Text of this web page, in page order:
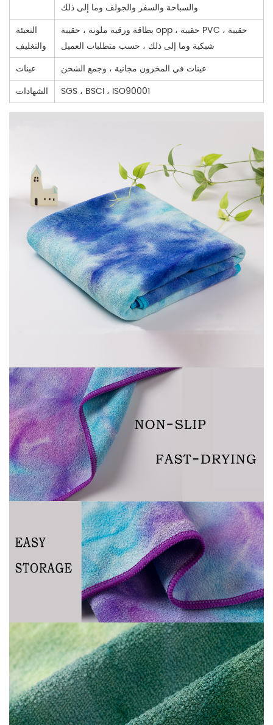
والسباحة والسفر والجولف وما إلى ذلك
التعبئة
والتغليف
بطاقة ورقية ملونة ، حقيبة opp ، حقيبة PVC ، حقيبة
شبكية وما إلى ذلك ، حسب متطلبات العميل
عينات
عينات في المخزون مجانية ، وجمع الشحن
الشهادات
SGS ، BSCI ، ISO90001